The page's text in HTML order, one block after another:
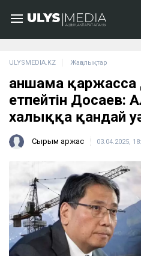
ULYSMEDIA.KZ Жаңалықтар
Қаншама
етпейтін Досаев:
халыққа қандай
Сырым Қаржас 03.04.2025,